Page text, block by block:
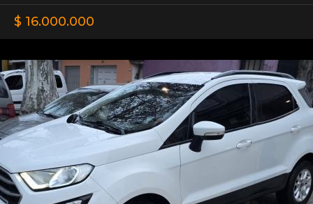
$ 16.000.000